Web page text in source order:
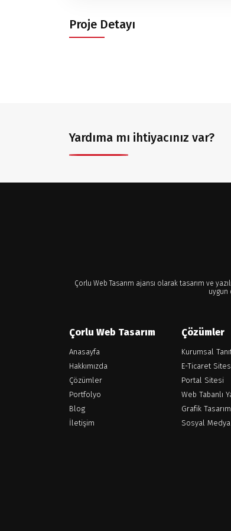
Proje Detayı
Yardıma mı ihtiyacınız var?
Çorlu Web Tasarım ajansı olarak tasarım ve
uygun
Çorlu Web Tasarım
Anasayfa
Hakkımızda
Çözümler
Portfolyo
Blog
İletişim
Çözümler
Kurumsal
E-Ticaret
Portal Sitesi
Web Tabanlı
Grafik Tasarım
Sosyal